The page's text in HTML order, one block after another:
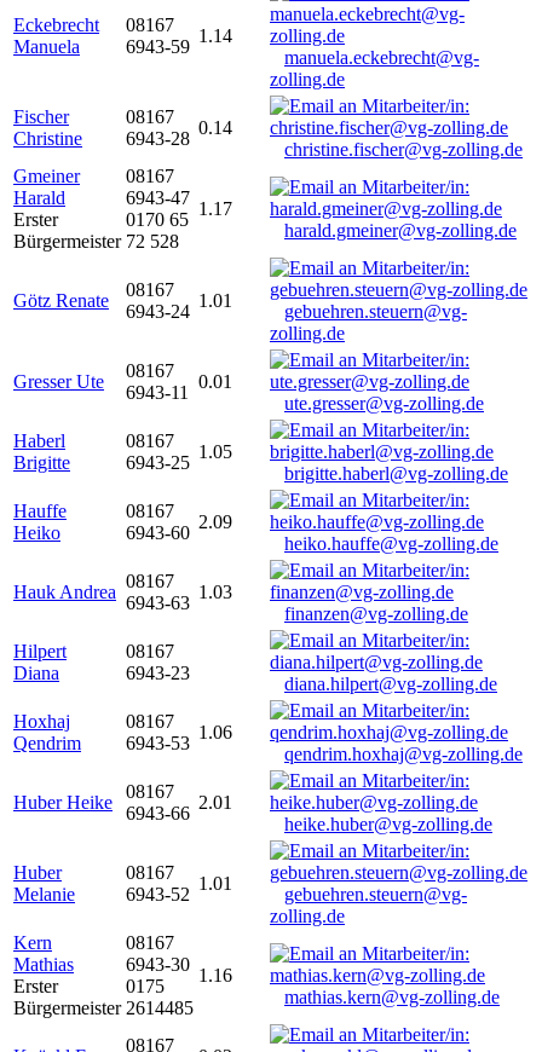
Eckebrecht
Manuela
08167
6943-59
1.14
manuela.eckebrecht@vg-
zolling.de
Fischer
Christine
08167
6943-28
0.14
christine.fischer@vg-zolling.de
Gmeiner
Harald
Erster
Bürgermeister
08167
6943-47
0170 65
72 528
1.17
harald.gmeiner@vg-zolling.de
Götz Renate
08167
6943-24
1.01
gebuehren.steuern@vg-
zolling.de
Gresser Ute
08167
6943-11
0.01
ute.gresser@vg-zolling.de
Haberl
Brigitte
08167
6943-25
1.05
brigitte.haberl@vg-zolling.de
Hauffe
Heiko
08167
6943-60
2.09
heiko.hauffe@vg-zolling.de
Hauk Andrea
08167
6943-63
1.03
finanzen@vg-zolling.de
Hilpert
Diana
08167
6943-23
diana.hilpert@vg-zolling.de
Hoxhaj
Qendrim
08167
6943-53
1.06
qendrim.hoxhaj@vg-zolling.de
Huber Heike
08167
6943-66
2.01
heike.huber@vg-zolling.de
Huber
Melanie
08167
6943-52
1.01
gebuehren.steuern@vg-
zolling.de
Kern
Mathias
Erster
Bürgermeister
08167
6943-30
0175
2614485
1.16
mathias.kern@vg-zolling.de
08167